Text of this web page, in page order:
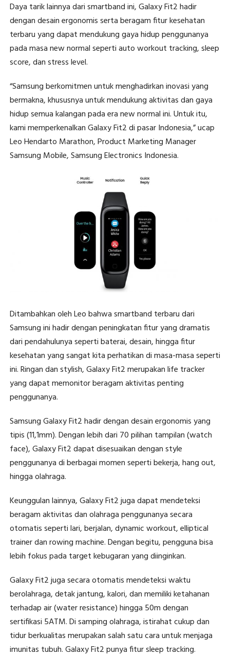
Daya tarik lainnya dari smartband ini, Galaxy Fit2 hadir
dengan desain ergonomis serta beragam fitur kesehatan
terbaru yang dapat mendukung gaya hidup penggunanya
pada masa new normal seperti auto workout tracking, sleep
score, dan stress level.
“Samsung berkomitmen untuk menghadirkan inovasi yang
bermakna, khususnya untuk mendukung aktivitas dan gaya
hidup semua kalangan pada era new normal ini. Untuk itu,
kami memperkenalkan Galaxy Fit2 di pasar Indonesia,” ucap
Leo Hendarto Marathon, Product Marketing Manager
Samsung Mobile, Samsung Electronics Indonesia.
Ditambahkan oleh Leo bahwa smartband terbaru dari
Samsung ini hadir dengan peningkatan fitur yang dramatis
dari pendahulunya seperti baterai, desain, hingga fitur
kesehatan yang sangat kita perhatikan di masa-masa seperti
ini. Ringan dan stylish, Galaxy Fit2 merupakan life tracker
yang dapat memonitor beragam aktivitas penting
penggunanya.
Samsung Galaxy Fit2 hadir dengan desain ergonomis yang
tipis (11,1mm). Dengan lebih dari 70 pilihan tampilan (watch
face), Galaxy Fit2 dapat disesuaikan dengan style
penggunanya di berbagai momen seperti bekerja, hang out,
hingga olahraga.
Keunggulan lainnya, Galaxy Fit2 juga dapat mendeteksi
beragam aktivitas dan olahraga penggunanya secara
otomatis seperti lari, berjalan, dynamic workout, elliptical
trainer dan rowing machine. Dengan begitu, pengguna bisa
lebih fokus pada target kebugaran yang diinginkan.
Galaxy Fit2 juga secara otomatis mendeteksi waktu
berolahraga, detak jantung, kalori, dan memiliki ketahanan
terhadap air (water resistance) hingga 50m dengan
sertifikasi 5ATM. Di samping olahraga, istirahat cukup dan
tidur berkualitas merupakan salah satu cara untuk menjaga
imunitas tubuh. Galaxy Fit2 punya fitur sleep tracking.